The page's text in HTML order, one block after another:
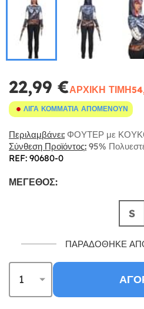
22,99 €ΑΡΧΙΚΉ ΤΙΜΉ
ΛΊΓΑ ΚΟΜΜΆΤΙΑ ΑΠΟΜΈΝΟΥΝ
Περιλαμβάνει: ΦΟΥΤΕΡ με
Σύνθεση Προϊόντος: 95%
REF: 90680-0
ΜΈΓΕΘΟΣ:
S
ΠΑΡΑΔΌΘΗΚΕ